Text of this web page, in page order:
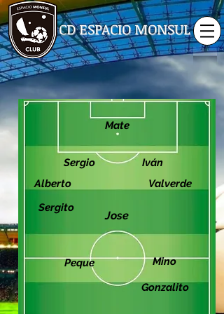
CD ESPACIO MONSUL
Valverde
Mino
Sergito
Iván
Sergio
Gonzalito
Peque
Jose
Mate
Alberto